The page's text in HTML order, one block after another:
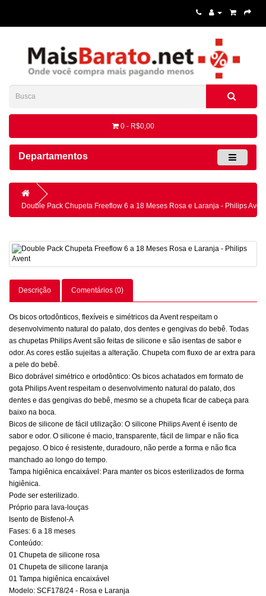
0 - R$0,00
Departamentos
Double Pack Chupeta Freeflow 6 a 18 Meses Rosa e Laranja - Philips Avent
Descrição Comentários (0)
Os bicos ortodônticos, flexíveis e simétricos da Avent respeitam o
desenvolvimento natural do palato, dos dentes e gengivas do bebê. Todas
as chupetas Philips Avent são feitas de silicone e são isentas de sabor e
odor. As cores estão sujeitas a alteração. Chupeta com fluxo de ar extra para
a pele do bebê.
Bico dobrável simétrico e ortodôntico: Os bicos achatados em formato de
gota Philips Avent respeitam o desenvolvimento natural do palato, dos
dentes e das gengivas do bebê, mesmo se a chupeta ficar de cabeça para
baixo na boca.
Bicos de silicone de fácil utilização: O silicone Philips Avent é isento de
sabor e odor. O silicone é macio, transparente, fácil de limpar e não fica
pegajoso. O bico é resistente, duradouro, não perde a forma e não fica
manchado ao longo do tempo.
Tampa higiênica encaixável: Para manter os bicos esterilizados de forma
higiênica.
Pode ser esterilizado.
Próprio para lava-louças
Isento de Bisfenol-A
Fases: 6 a 18 meses
Conteúdo:
01 Chupeta de silicone rosa
01 Chupeta de silicone laranja
01 Tampa higiênica encaixável
Modelo: SCF178/24 - Rosa e Laranja